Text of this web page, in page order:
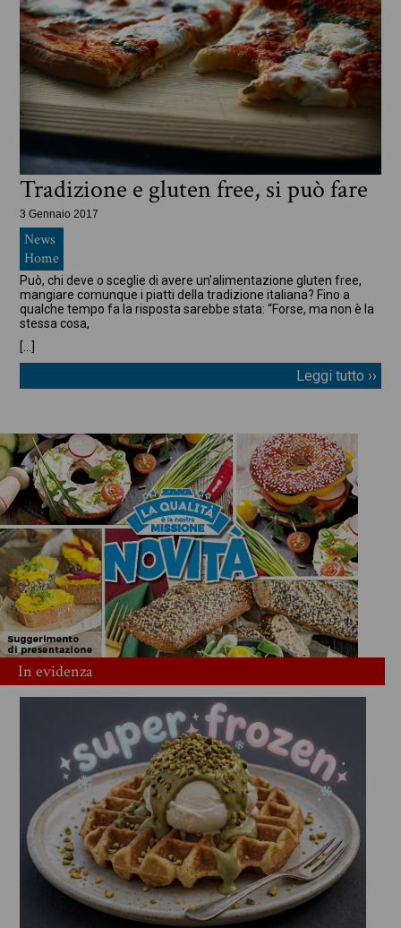
Tradizione e gluten free, si può fare
3 Gennaio 2017
News
Home
Può, chi deve o sceglie di avere un’alimentazione gluten free,
mangiare comunque i piatti della tradizione italiana? Fino a
qualche tempo fa la risposta sarebbe stata: “Forse, ma non è la
stessa cosa,
[…]
Leggi tutto ››
In evidenza